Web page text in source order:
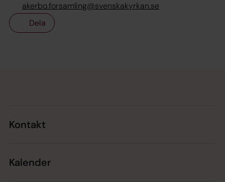
akerbo.forsamling@svenskakyrkan.se
Dela
Kontakt
Kalender